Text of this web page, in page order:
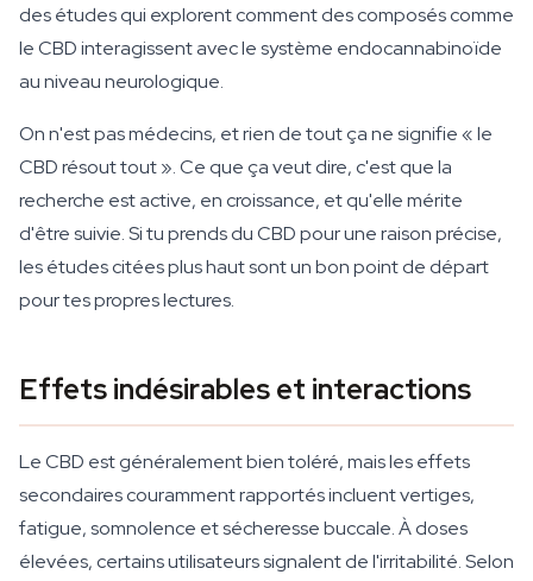
des études qui explorent comment des composés comme
le CBD interagissent avec le système endocannabinoïde
au niveau neurologique.
On n'est pas médecins, et rien de tout ça ne signifie « le
CBD résout tout ». Ce que ça veut dire, c'est que la
recherche est active, en croissance, et qu'elle mérite
d'être suivie. Si tu prends du CBD pour une raison précise,
les études citées plus haut sont un bon point de départ
pour tes propres lectures.
Effets indésirables et interactions
Le CBD est généralement bien toléré, mais les effets
secondaires couramment rapportés incluent vertiges,
fatigue, somnolence et sécheresse buccale. À doses
élevées, certains utilisateurs signalent de l'irritabilité. Selon